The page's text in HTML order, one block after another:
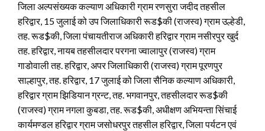
जिला अल्पसंख्यक कल्याण अधिकारी ग्राम रणसुरा जदीद तहसील
हरिद्वार, 15 जुलाई को उप जिलाधिकारी रूड$की (राजस्व) ग्राम उल्हेडी,
तह. रूड$की, जिला पंचायतीराज अधिकारी हरिद्वार ग्राम नसीरपुर खुर्द
तह. हरिद्वार, नायब तहसीलदार परगना ज्वालापुर (राजस्व) ग्राम
गाडोवाली तह. हरिद्वार, अपर जिलाधिकारी (राजस्व) ग्राम पूरणपुर
साल्हापुर, तह. हरिद्वार, 17 जुलाई को जिला सैनिक कल्याण अधिकारी,
हरिद्वार ग्राम झिडियान ग्रन्ट, तह. भगवानपुर, तहसीलदार रूड$की
(राजस्व) ग्राम नगला कुबडा, तह. रूड$की, अधीक्षण अभियन्ता सिंचाई
कार्यमण्डल हरिद्वार ग्राम जसोधरपुर तहसील हरिद्वार, जिला पर्यटन एवं